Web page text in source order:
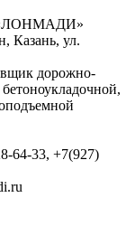
Казань, ул.
дорожно-
64-33, +7(927)